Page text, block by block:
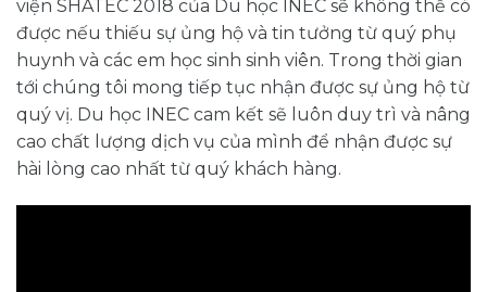
viện SHATEC 2018 của Du học INEC sẽ không thể có
được nếu thiếu sự ủng hộ và tin tưởng từ quý phụ
huynh và các em học sinh sinh viên. Trong thời gian
tới chúng tôi mong tiếp tục nhận được sự ủng hộ từ
quý vị. Du học INEC cam kết sẽ luôn duy trì và nâng
cao chất lượng dịch vụ của mình để nhận được sự
hài lòng cao nhất từ quý khách hàng.